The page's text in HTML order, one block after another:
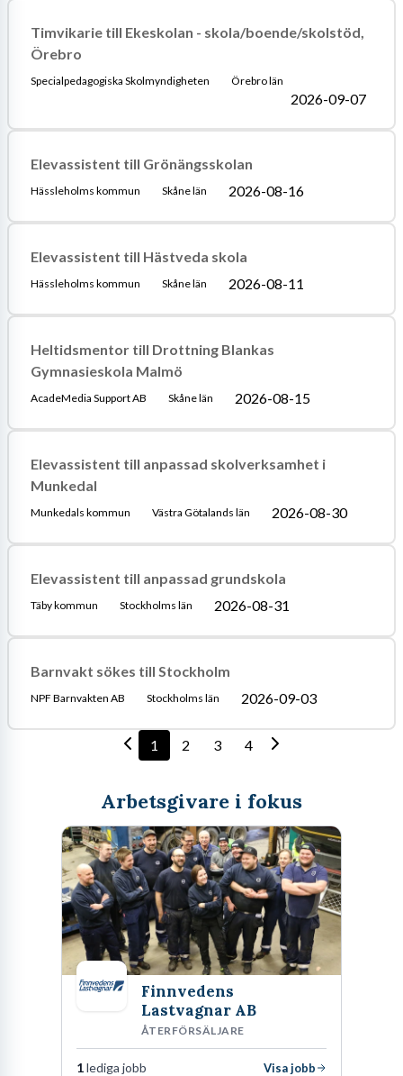
Timvikarie till Ekeskolan - skola/boende/skolstöd,
Örebro
Specialpedagogiska Skolmyndigheten Örebro län
2026-09-07
Elevassistent till Grönängsskolan
Hässleholms kommun Skåne län 2026-08-16
Elevassistent till Hästveda skola
Hässleholms kommun Skåne län 2026-08-11
Heltidsmentor till Drottning Blankas
Gymnasieskola Malmö
AcadeMedia Support AB Skåne län 2026-08-15
Elevassistent till anpassad skolverksamhet i
Munkedal
Munkedals kommun Västra Götalands län 2026-08-30
Elevassistent till anpassad grundskola
Täby kommun Stockholms län 2026-08-31
Barnvakt sökes till Stockholm
NPF Barnvakten AB Stockholms län 2026-09-03
1 2 3 4
Arbetsgivare i fokus
Finnvedens
Lastvagnar AB
ÅTERFÖRSÄLJARE
1lediga jobb Visa jobb